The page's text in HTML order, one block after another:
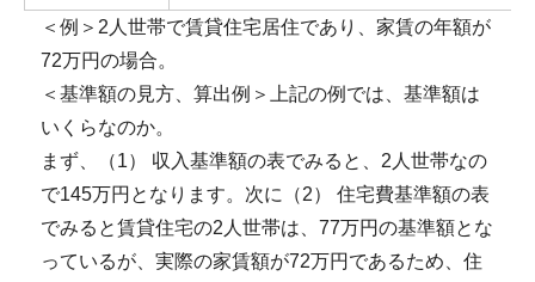
＜例＞2人世帯で賃貸住宅居住であり、家賃の年額が
72万円の場合。
＜基準額の見方、算出例＞上記の例では、基準額は
いくらなのか。
まず、（1） 収入基準額の表でみると、2人世帯なの
で145万円となります。次に（2） 住宅費基準額の表
でみると賃貸住宅の2人世帯は、77万円の基準額とな
っているが、実際の家賃額が72万円であるため、住